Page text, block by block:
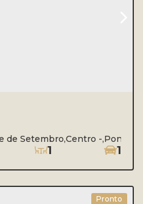
de Setembro,Centro ,Ponta
1 1
Pronto